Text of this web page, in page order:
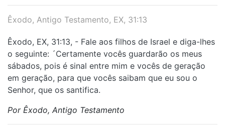
Êxodo, Antigo Testamento, EX, 31:13
Êxodo, EX, 31:13, - Fale aos filhos de Israel e diga-lhes
o seguinte: ´Certamente vocês guardarão os meus
sábados, pois é sinal entre mim e vocês de geração
em geração, para que vocês saibam que eu sou o
Senhor, que os santifica.
Por Êxodo, Antigo Testamento